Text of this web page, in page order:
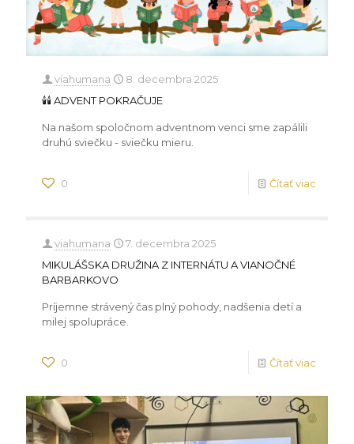
viahumana
8. decembra 2025
🕯️🕯️ ADVENT POKRAČUJE
Na našom spoločnom adventnom venci sme zapálili
druhú sviečku - sviečku mieru.
0 Čítať viac
viahumana
7. decembra 2025
MIKULÁŠSKA DRUŽINA Z INTERNÁTU A VIANOČNÉ
BARBARKOVO
Príjemne strávený čas plný pohody, nadšenia detí a
milej spolupráce.
0 Čítať viac